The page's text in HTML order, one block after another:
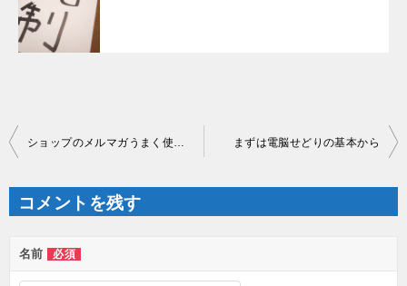
投
稿
ナ
ゲ
ー
シ
ン
まずは電脳せどりの基本から
コメントを残す
名前 必須